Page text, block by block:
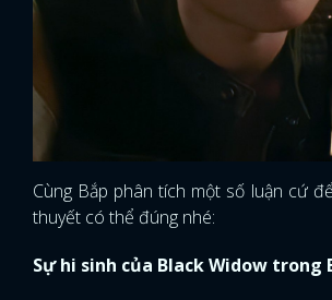
Cùng Bắp phân tích một số luận cứ
thuyết có thể đúng nhé:
Sự hi sinh của Black Widow trong